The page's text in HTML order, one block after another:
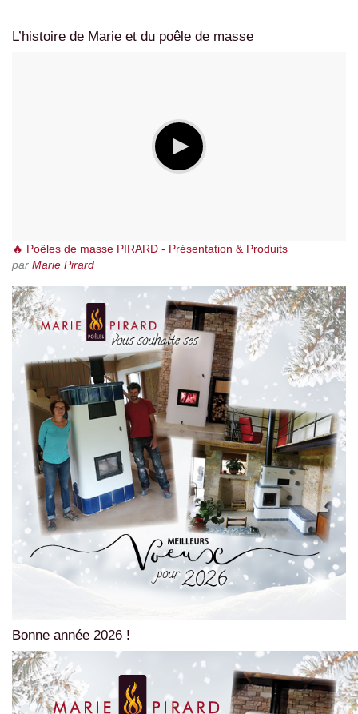
L’histoire de Marie et du poêle de masse
🔥 Poêles de masse PIRARD - Présentation & Produits
par Marie Pirard
Bonne année 2026 !